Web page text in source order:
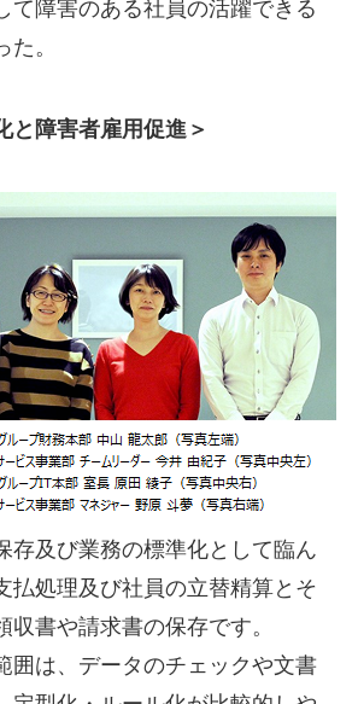
て障害のある社員の活躍できる
。
と障害者雇用促進＞
存及び業務の標準化として臨ん
払処理及び社員の立替精算とそ
収書や請求書の保存です。
囲は、データのチェックや文書